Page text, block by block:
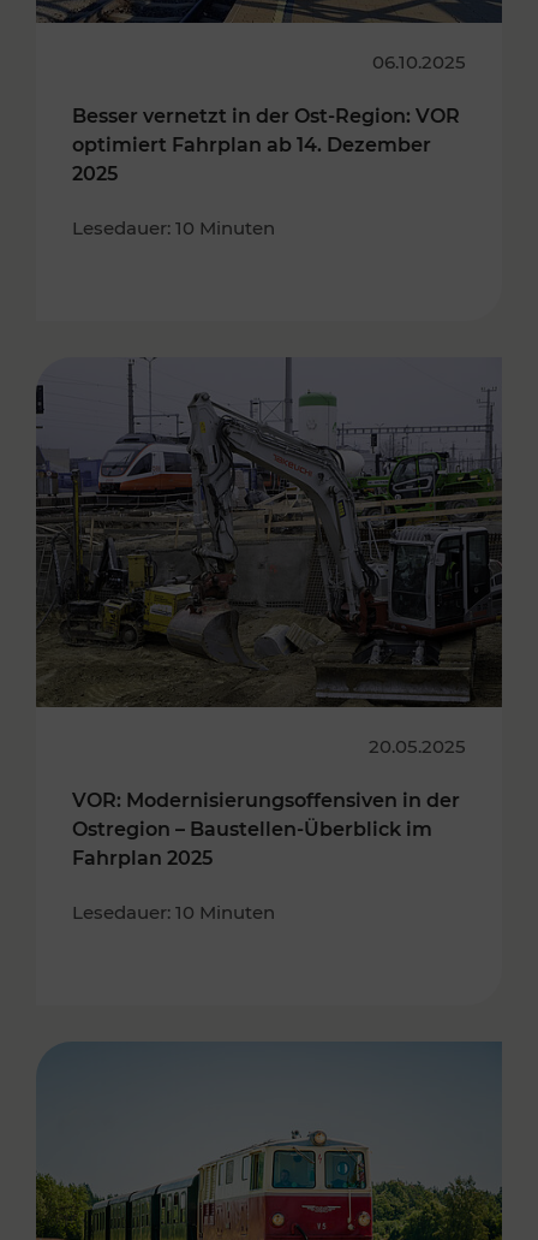
06.10.2025
Besser vernetzt in der Ost-Region: VOR
optimiert Fahrplan ab 14. Dezember
2025
Lesedauer: 10 Minuten
20.05.2025
VOR: Modernisierungsoffensiven in der
Ostregion – Baustellen-Überblick im
Fahrplan 2025
Lesedauer: 10 Minuten